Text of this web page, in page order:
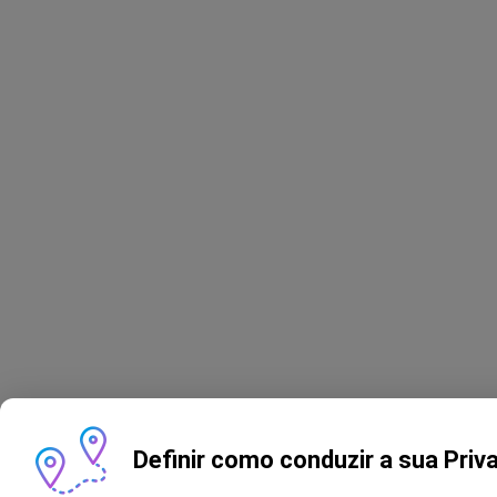
Definir como conduzir a sua